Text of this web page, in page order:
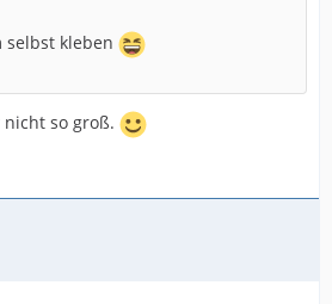
selbst kleben
so groß.